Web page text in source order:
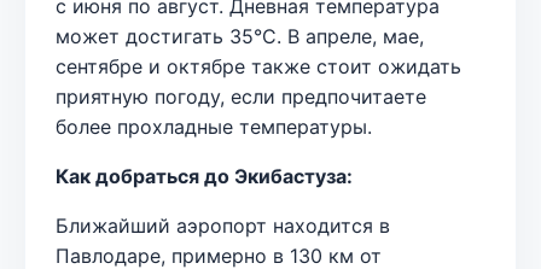
с июня по август. Дневная температура
может достигать 35°C. В апреле, мае,
сентябре и октябре также стоит ожидать
приятную погоду, если предпочитаете
более прохладные температуры.
Как добраться до Экибастуза:
Ближайший аэропорт находится в
Павлодаре, примерно в 130 км от